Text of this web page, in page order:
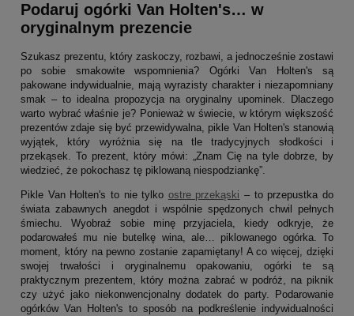
Podaruj ogórki Van Holten's… w
oryginalnym prezencie
Szukasz prezentu, który zaskoczy, rozbawi, a jednocześnie zostawi
po sobie smakowite wspomnienia? Ogórki Van Holten's są
pakowane indywidualnie, mają wyrazisty charakter i niezapomniany
smak – to idealna propozycja na oryginalny upominek. Dlaczego
warto wybrać właśnie je? Ponieważ w świecie, w którym większość
prezentów zdaje się być przewidywalna, pikle Van Holten's stanowią
wyjątek, który wyróżnia się na tle tradycyjnych słodkości i
przekąsek. To prezent, który mówi: „Znam Cię na tyle dobrze, by
wiedzieć, że pokochasz tę piklowaną niespodziankę”.
Pikle Van Holten's to nie tylko ostre przekąski – to przepustka do
świata zabawnych anegdot i wspólnie spędzonych chwil pełnych
śmiechu. Wyobraź sobie minę przyjaciela, kiedy odkryje, że
podarowałeś mu nie butelkę wina, ale… piklowanego ogórka. To
moment, który na pewno zostanie zapamiętany! A co więcej, dzięki
swojej trwałości i oryginalnemu opakowaniu, ogórki te są
praktycznym prezentem, który można zabrać w podróż, na piknik
czy użyć jako niekonwencjonalny dodatek do party. Podarowanie
ogórków Van Holten's to sposób na podkreślenie indywidualności